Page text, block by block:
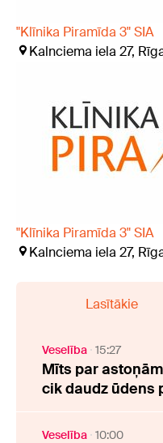
"Klīnika Piramīda 3" SIA
Kalnciema iela 27,
"Klīnika Piramīda 3" SIA
Kalnciema iela 27,
Lasītākie
Veselība 15:27
Mīts par
cik daudz ūdens
Veselība 10:00